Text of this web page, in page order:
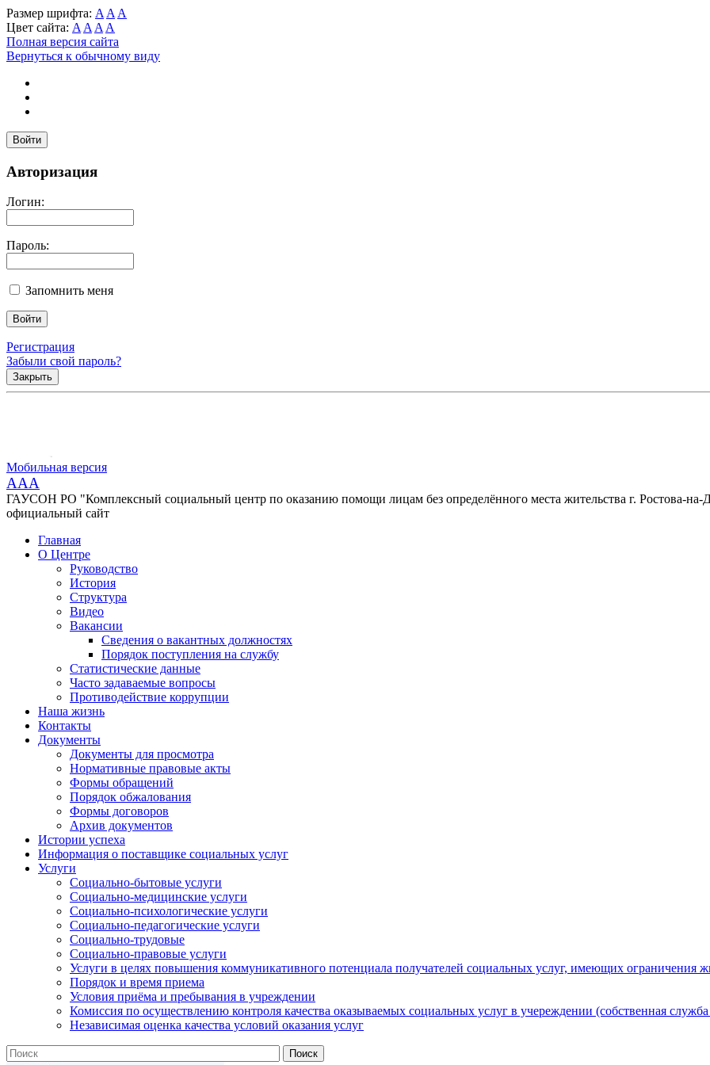
Размер шрифта: A A A
Цвет сайта: A A A A
Полная версия сайта
Вернуться к обычному виду
Войти
Авторизация
Логин:
Пароль:
Запомнить меня
Регистрация
Забыли свой пароль?
Закрыть
Мобильная версия
AAA
ГАУСОН РО "Комплексный социальный центр по оказанию помощи лицам без определённого места жительства г. Ростова-на-
официальный сайт
Главная
О Центре
Руководство
История
Структура
Видео
Вакансии
Сведения о вакантных должностях
Порядок поступления на службу
Статистические данные
Часто задаваемые вопросы
Противодействие коррупции
Наша жизнь
Контакты
Документы
Документы для просмотра
Нормативные правовые акты
Формы обращений
Порядок обжалования
Формы договоров
Архив документов
Истории успеха
Информация о поставщике социальных услуг
Услуги
Социально-бытовые услуги
Социально-медицинские услуги
Социально-психологические услуги
Социально-педагогические услуги
Социально-трудовые
Социально-правовые услуги
Услуги в целях повышения коммуникативного потенциала получателей социальных услуг, имеющих ограничения
Порядок и время приема
Условия приёма и пребывания в учреждении
Комиссия по осуществлению контроля качества оказываемых социальных услуг в учереждении (собственная
Независимая оценка качества условий оказания услуг